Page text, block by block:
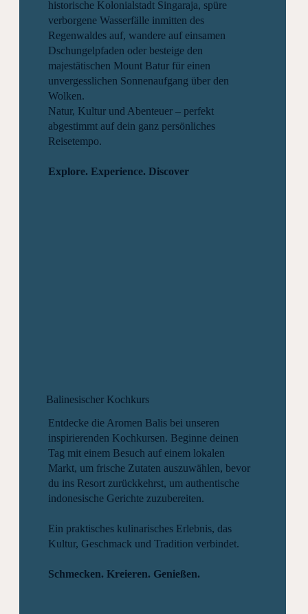
historische Kolonialstadt Singaraja, spüre
verborgene Wasserfälle inmitten des
Regenwaldes auf, wandere auf einsamen
Dschungelpfaden oder besteige den
majestätischen Mount Batur für einen
unvergesslichen Sonnenaufgang über den
Wolken.
Natur, Kultur und Abenteuer – perfekt
abgestimmt auf dein ganz persönliches
Reisetempo.
Explore. Experience. Discover
Balinesischer Kochkurs
Entdecke die Aromen Balis bei unseren
inspirierenden Kochkursen. Beginne deinen
Tag mit einem Besuch auf einem lokalen
Markt, um frische Zutaten auszuwählen, bevor
du ins Resort zurückkehrst, um authentische
indonesische Gerichte zuzubereiten.
Ein praktisches kulinarisches Erlebnis, das
Kultur, Geschmack und Tradition verbindet.
Schmecken. Kreieren. Genießen.